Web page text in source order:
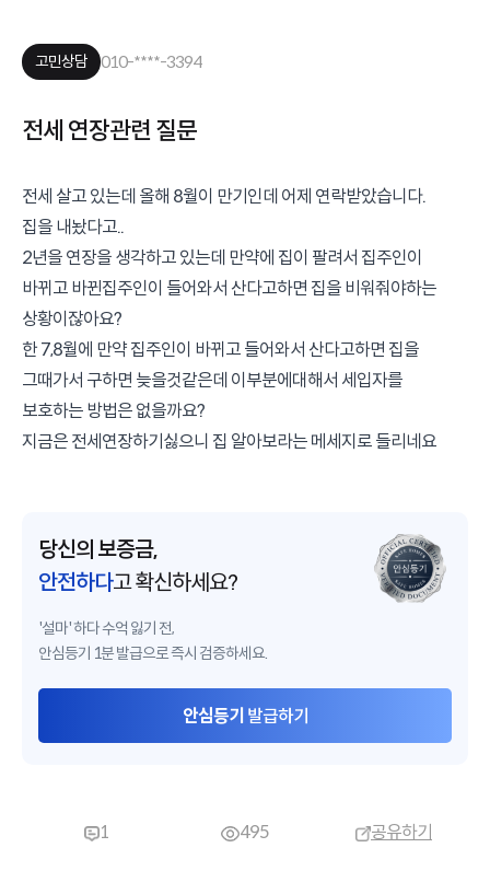
고민상담 010-****-3394
전세 연장관련 질문
전세 살고 있는데 올해 8월이 만기인데 어제 연락받았습니다.
집을 내놨다고..
2년을 연장을 생각하고 있는데 만약에 집이 팔려서 집주인이
바뀌고 바뀐집주인이 들어와서 산다고하면 집을 비워줘야하는
상황이잖아요?
한 7,8월에 만약 집주인이 바뀌고 들어와서 산다고하면 집을
그때가서 구하면 늦을것같은데 이부분에대해서 세입자를
보호하는 방법은 없을까요?
지금은 전세연장하기싫으니 집 알아보라는 메세지로 들리네요
당신의 보증금,
안전하다고 확신하세요?
'설마' 하다 수억 잃기 전,
안심등기 1분 발급으로 즉시 검증하세요.
안심등기 발급하기
1 495 공유하기